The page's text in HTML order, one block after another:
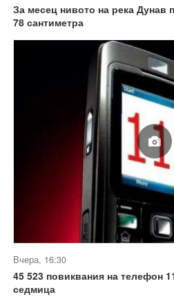
За месец нивото на река Дунав
78 сантиметра
Вчера, 16:30
45 523 повиквания на телефон
седмица